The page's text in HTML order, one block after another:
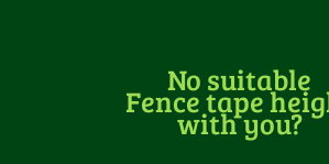
No suitable
Fence tape
with you?